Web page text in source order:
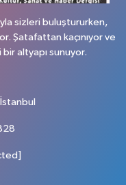
sizleri buluştururken,
Şatafattan kaçınıyor ve
altyapı sunuyor.